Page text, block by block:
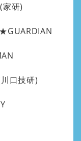
家研)
口技研)